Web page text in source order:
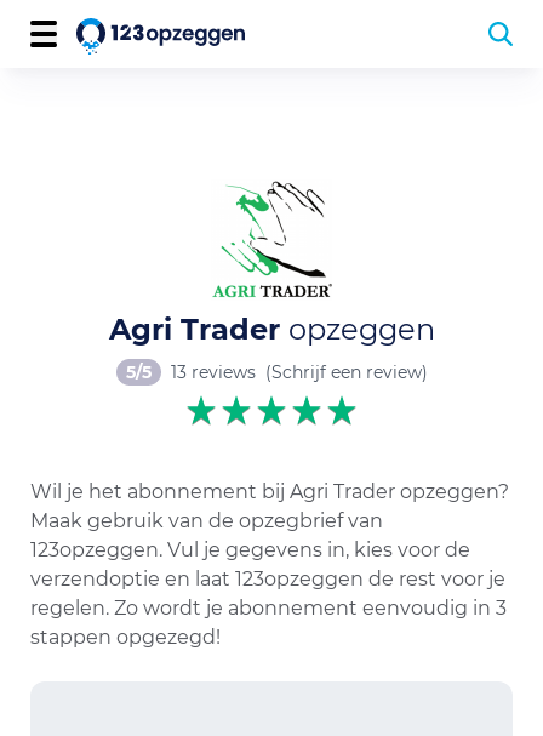
Agri Trader opzeggen
5/5 13 reviews (Schrijf een review)
Wil je het abonnement bij Agri Trader opzeggen?
Maak gebruik van de opzegbrief van
123opzeggen. Vul je gegevens in, kies voor de
verzendoptie en laat 123opzeggen de rest voor je
regelen. Zo wordt je abonnement eenvoudig in 3
stappen opgezegd!